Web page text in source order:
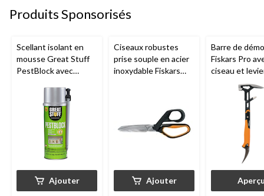
Produits Sponsorisés
Scellant isolant en
mousse Great Stuff
PestBlock avec
intelligent, usage
intérieur/extérieur, 12
Ajouter
Ciseaux robustes
prise souple en acier
inoxydable Fiskars
Ajouter
Barre de
Fiskars Pro
ciseau et
de tailles